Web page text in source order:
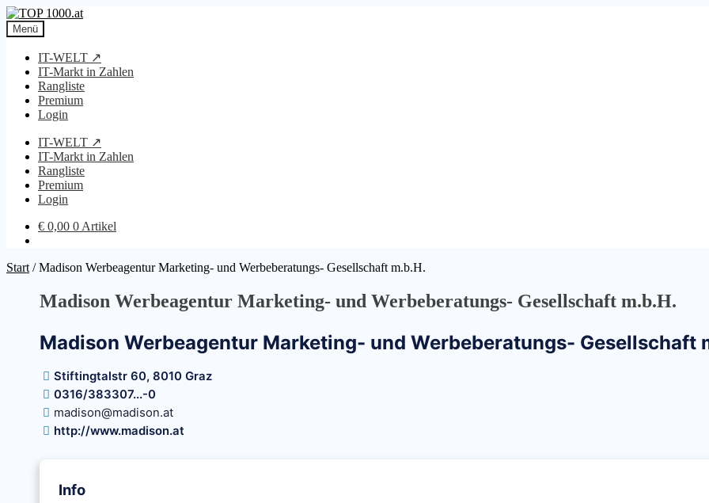
Zur
Navigation
springen
Zum
Inhalt
springen
Menü
IT-WELT ↗
IT-Markt in Zahlen
Rangliste
Premium
Login
IT-WELT ↗
IT-Markt in Zahlen
Rangliste
Premium
Login
€ 0,00 0 Artikel
Start /Madison Werbeagentur Marketing- und Werbeberatungs- Gesellschaft m.b.H.
Madison Werbeagentur Marketing- und Werbeberatungs- Gesellschaft m.b.H.
Madison Werbeagentur Marketing- und Werbeberatungs- Gesellschaft
Stiftingtalstr 60, 8010 Graz
0316/383307...-0
madison@madison.at
http://www.madison.at
Info